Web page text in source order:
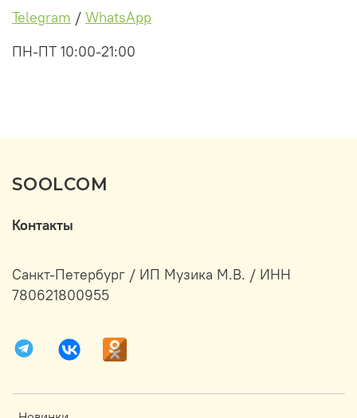
Telegram / WhatsApp
ПН-ПТ 10:00-21:00
SOOLCOM
Контакты
Санкт-Петербург / ИП Музика М.В. / ИНН
780621800955